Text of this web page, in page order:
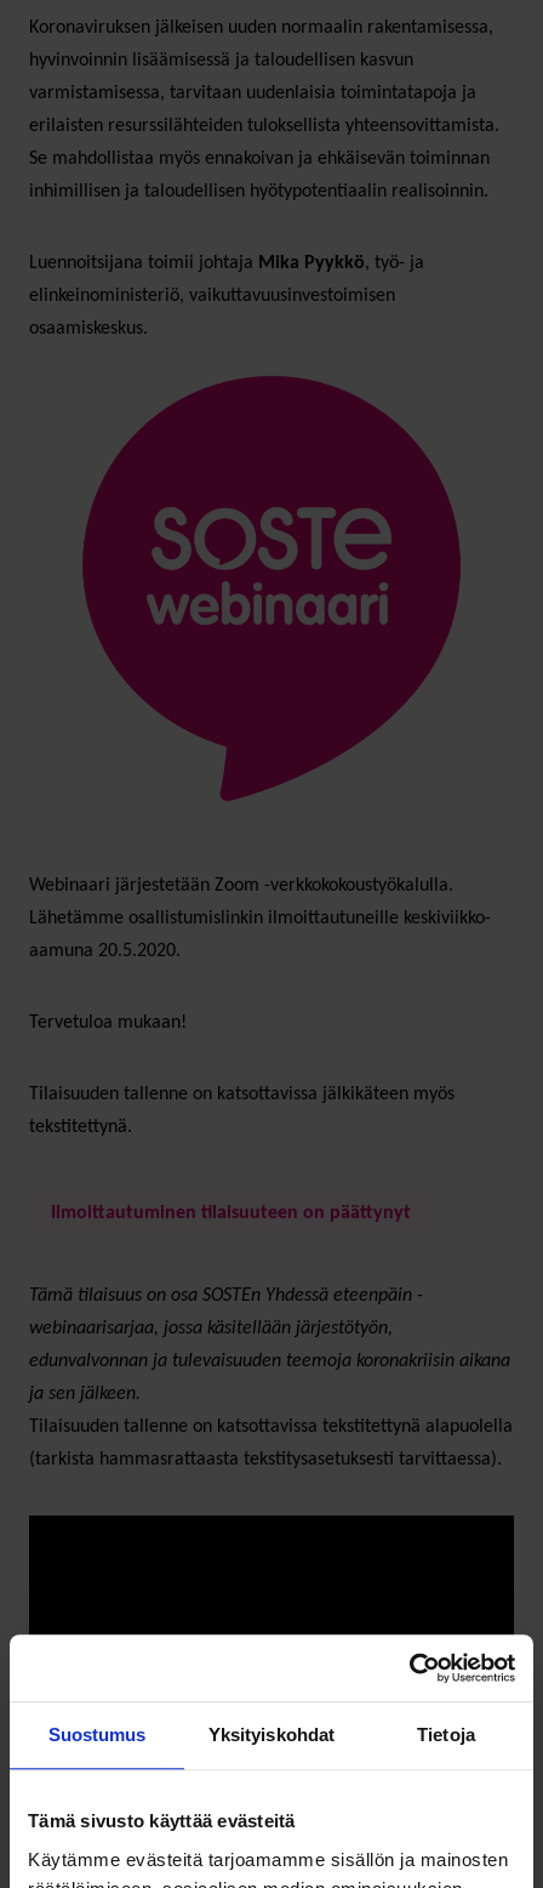
Suostumus Yksityiskohdat Tietoja
Tämä sivusto käyttää evästeitä
Käytämme evästeitä tarjoamamme sisällön ja mainosten
Koronaviruksen jälkeisen uuden normaalin rakentamisessa,
hyvinvoinnin lisäämisessä ja taloudellisen kasvun
varmistamisessa, tarvitaan uudenlaisia toimintatapoja ja
erilaisten resurssilähteiden tuloksellista yhteensovittamista.
Se mahdollistaa myös ennakoivan ja ehkäisevän toiminnan
inhimillisen ja taloudellisen hyötypotentiaalin realisoinnin.
Luennoitsijana toimii johtaja Mika Pyykkö, työ- ja
elinkeinoministeriö, vaikuttavuusinvestoimisen
osaamiskeskus.
Webinaari järjestetään Zoom -verkkokokoustyökalulla.
Lähetämme osallistumislinkin ilmoittautuneille keskiviikko-
aamuna 20.5.2020.
Tervetuloa mukaan!
Tilaisuuden tallenne on katsottavissa jälkikäteen myös
tekstitettynä.
Ilmoittautuminen tilaisuuteen on päättynyt
Tämä tilaisuus on osa SOSTEn Yhdessä eteenpäin -
webinaarisarjaa, jossa käsitellään järjestötyön,
edunvalvonnan ja tulevaisuuden teemoja koronakriisin aikana
ja sen jälkeen.
Tilaisuuden tallenne on katsottavissa tekstitettynä alapuolella
(tarkista hammasrattaasta tekstitysasetuksesti tarvittaessa).